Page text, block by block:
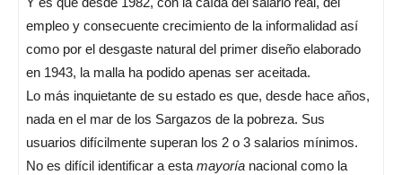
empleo y consecuente crecimiento de la informalidad así
como por el desgaste natural del primer diseño elaborado
en 1943, la malla ha podido apenas ser aceitada.
Lo más inquietante de su estado es que, desde hace años,
nada en el mar de los Sargazos de la pobreza. Sus
usuarios difícilmente superan los 2 o 3 salarios mínimos.
No es difícil identificar a esta mayoría nacional como la